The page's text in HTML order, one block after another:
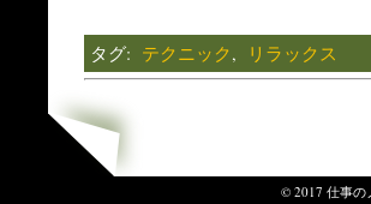
タグ: テクニック, リラックス
© 2017 仕事の